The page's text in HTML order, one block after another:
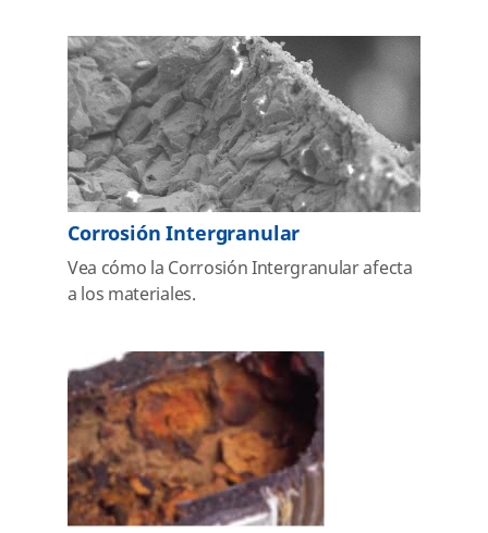
Corrosión Intergranular
Vea cómo la Corrosión Intergranular afecta
a los materiales.